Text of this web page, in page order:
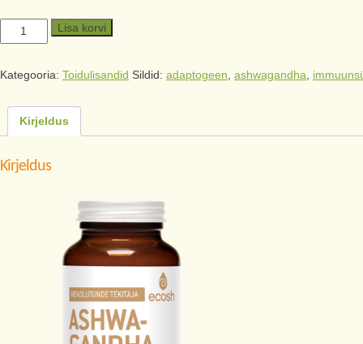
Lisa korvi
Kategooria: Toidulisandid Sildid: adaptogeen ashwagandha
Kirjeldus
Kirjeldus